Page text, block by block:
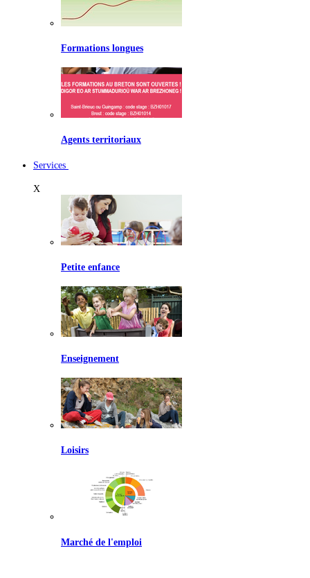
Formations longues
Agents territoriaux
Services
X
Petite enfance
Enseignement
Loisirs
Marché de l'emploi